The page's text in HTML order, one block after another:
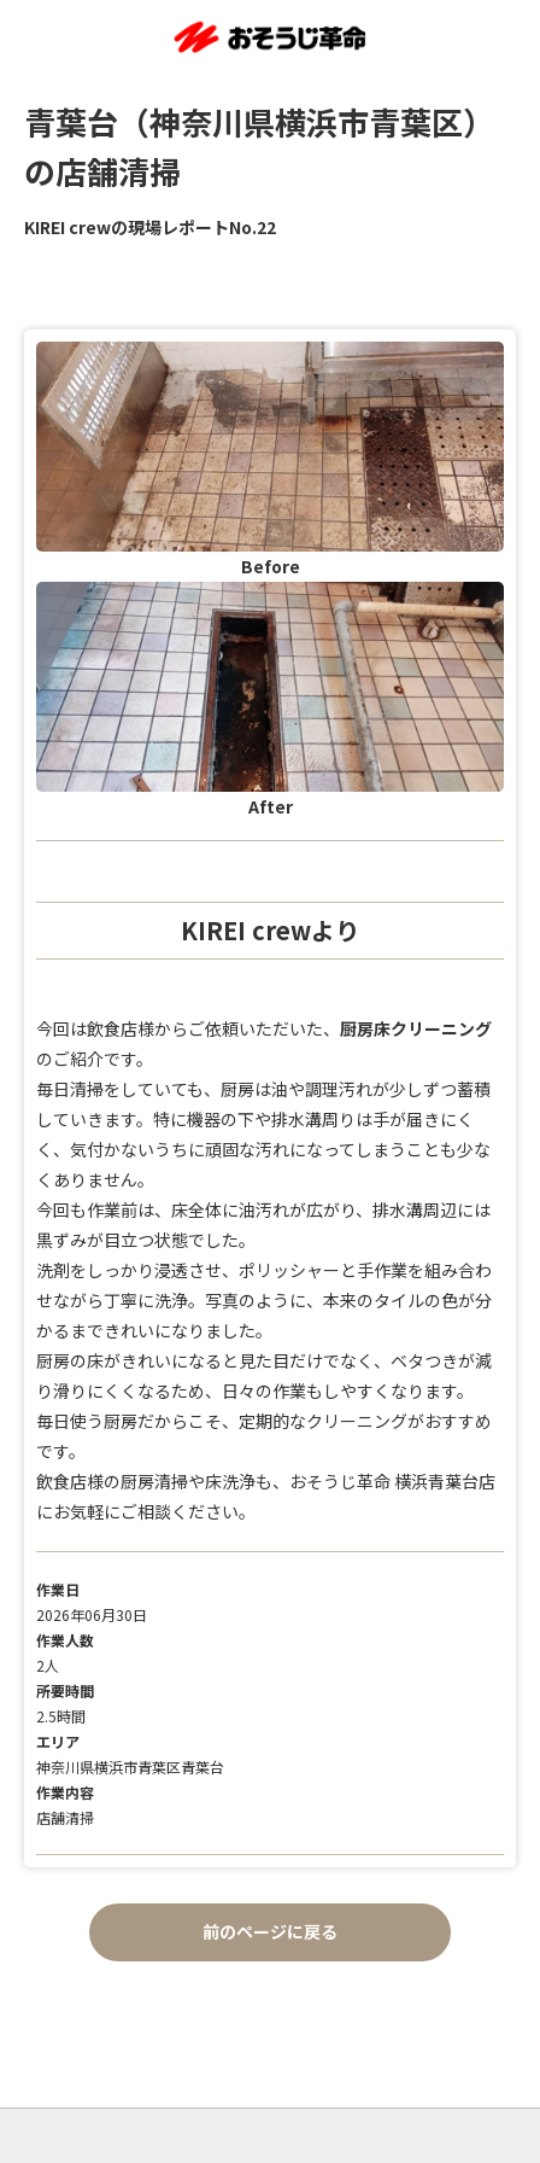
青葉台（神奈川県横浜市青葉区）
の店舗清掃
KIREI crewの現場レポートNo.22
Before
After
KIREI crewより
今回は飲食店様からご依頼いただいた、 厨房床クリーニング
のご紹介です。
毎日清掃をしていても、厨房は油や調理汚れが少しずつ蓄積
していきます。特に機器の下や排水溝周りは手が届きにく
く、気付かないうちに頑固な汚れになってしまうことも少な
くありません。
今回も作業前は、床全体に油汚れが広がり、排水溝周辺には
黒ずみが目立つ状態でした。
洗剤をしっかり浸透させ、ポリッシャーと手作業を組み合わ
せながら丁寧に洗浄。写真のように、本来のタイルの色が分
かるまできれいになりました。
厨房の床がきれいになると見た目だけでなく、ベタつきが減
り滑りにくくなるため、日々の作業もしやすくなります。
毎日使う厨房だからこそ、定期的なクリーニングがおすすめ
です。
飲食店様の厨房清掃や床洗浄も、おそうじ革命 横浜青葉台店
にお気軽にご相談ください。
作業日
2026年06月30日
作業人数
2人
所要時間
2.5時間
エリア
神奈川県横浜市青葉区青葉台
作業内容
店舗清掃
前のページに戻る